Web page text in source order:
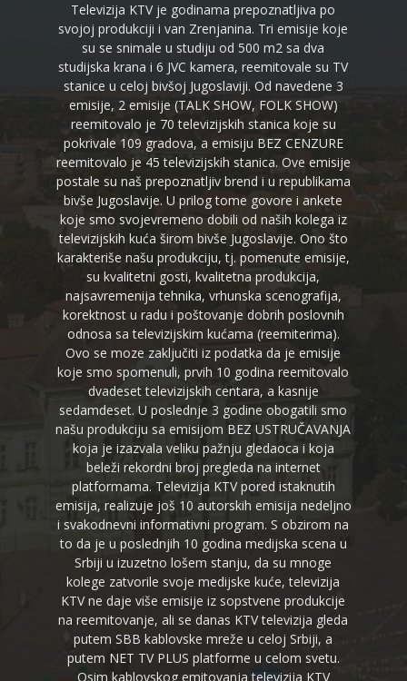
Televizija KTV je godinama prepoznatljiva po
svojoj produkciji i van Zrenjanina. Tri emisije koje
su se snimale u studiju od 500 m2 sa dva
studijska krana i 6 JVC kamera, reemitovale su TV
stanice u celoj bivšoj Jugoslaviji. Od navedene 3
emisije, 2 emisije (TALK SHOW, FOLK SHOW)
reemitovalo je 70 televizijskih stanica koje su
pokrivale 109 gradova, a emisiju BEZ CENZURE
reemitovalo je 45 televizijskih stanica. Ove emisije
postale su naš prepoznatljiv brend i u republikama
bivše Jugoslavije. U prilog tome govore i ankete
koje smo svojevremeno dobili od naših kolega iz
televizijskih kuća širom bivše Jugoslavije. Ono što
karakteriše našu produkciju, tj. pomenute emisije,
su kvalitetni gosti, kvalitetna produkcija,
najsavremenija tehnika, vrhunska scenografija,
korektnost u radu i poštovanje dobrih poslovnih
odnosa sa televizijskim kućama (reemiterima).
Ovo se moze zaključiti iz podatka da je emisije
koje smo spomenuli, prvih 10 godina reemitovalo
dvadeset televizijskih centara, a kasnije
sedamdeset. U poslednje 3 godine obogatili smo
našu produkciju sa emisijom BEZ USTRUČAVANJA
koja je izazvala veliku pažnju gledaoca i koja
beleži rekordni broj pregleda na internet
platformama. Televizija KTV pored istaknutih
emisija, realizuje još 10 autorskih emisija nedeljno
i svakodnevni informativni program. S obzirom na
to da je u poslednjih 10 godina medijska scena u
Srbiji u izuzetno lošem stanju, da su mnoge
kolege zatvorile svoje medijske kuće, televizija
KTV ne daje više emisije iz sopstvene produkcije
na reemitovanje, ali se danas KTV televizija gleda
putem SBB kablovske mreže u celoj Srbiji, a
putem NET TV PLUS platforme u celom svetu.
Osim kablovskog emitovanja televizija KTV